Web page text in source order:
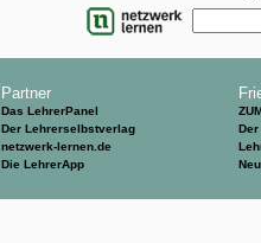
Partner
Das LehrerPanel
Der Lehrerselbstverlag
netzwerk-lernen.de
Die LehrerApp